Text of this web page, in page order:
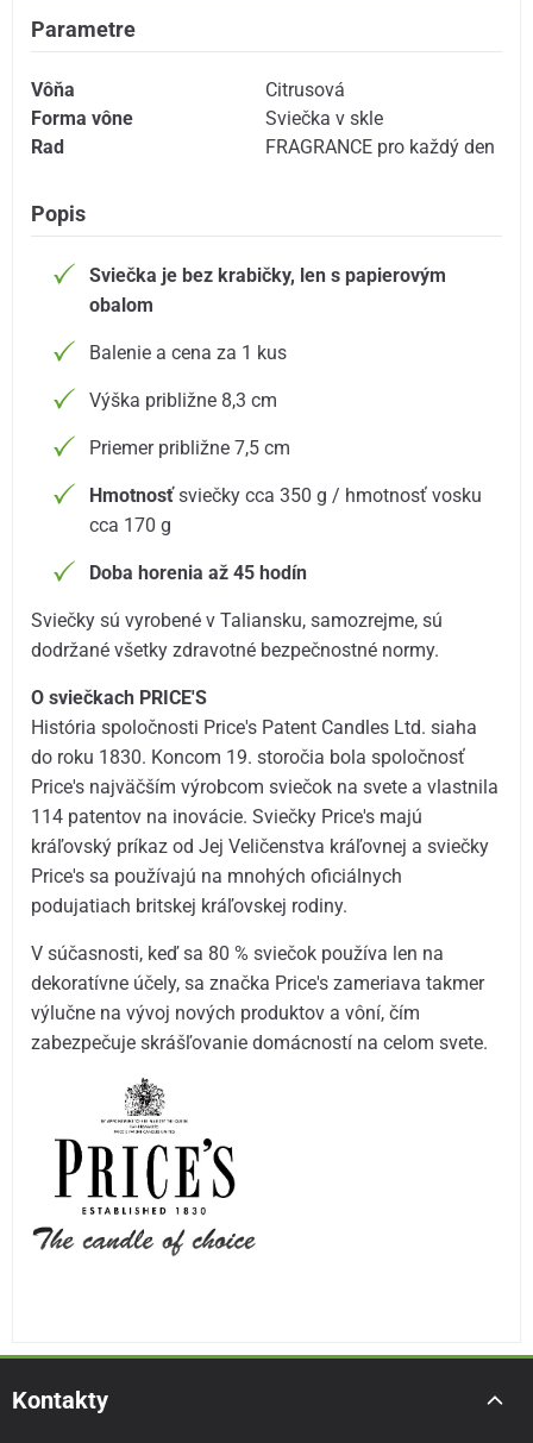
Parametre
Vôňa
Citrusová
Forma vône
Sviečka v skle
Rad
FRAGRANCE pro každý den
Popis
Sviečka je bez krabičky, len s papierovým
obalom
Balenie a cena za 1 kus
Výška približne 8,3 cm
Priemer približne 7,5 cm
Hmotnosťsviečky cca 350 g / hmotnosť vosku
cca 170 g
Doba horenia až 45 hodín
Sviečky sú vyrobené v Taliansku, samozrejme, sú
dodržané všetky zdravotné bezpečnostné normy.
O sviečkach PRICE'S
História spoločnosti Price's Patent Candles Ltd. siaha
do roku 1830. Koncom 19. storočia bola spoločnosť
Price's najväčším výrobcom sviečok na svete a vlastnila
114 patentov na inovácie. Sviečky Price's majú
kráľovský príkaz od Jej Veličenstva kráľovnej a sviečky
Price's sa používajú na mnohých oficiálnych
podujatiach britskej kráľovskej rodiny.
V súčasnosti, keď sa 80 % sviečok používa len na
dekoratívne účely, sa značka Price's zameriava takmer
výlučne na vývoj nových produktov a vôní, čím
zabezpečuje skrášľovanie domácností na celom svete.
Kontakty